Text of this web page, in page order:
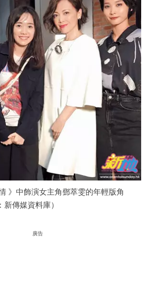
》中飾演女主角鄧萃雯的年輕版角
傳媒資料庫）
廣告